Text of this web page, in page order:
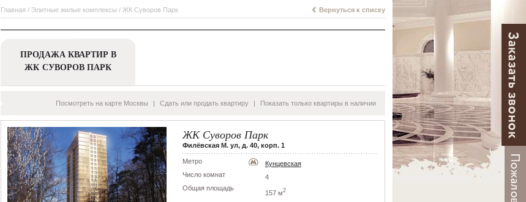
Главная / Элитные жилые комплексы / ЖК Суворов Парк Вернуться к списку
ПРОДАЖА КВАРТИР В
ЖК СУВОРОВ ПАРК
Посмотреть на карте Москвы | Сдать или продать квартиру | Показать только квартиры в наличии
ЖК Суворов Парк
Филёвская М. ул, д. 40, корп. 1
Метро
Кунцевская
Число комнат
4
Общая площадь
157 м2